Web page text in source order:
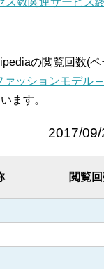
の閲覧回数(
ッションモデル
ます。
2017/
閲覧